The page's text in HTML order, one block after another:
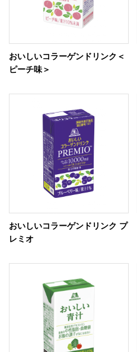
おいしいコラーゲンドリンク＜
ピーチ味＞
おいしいコラーゲンドリンク プ
レミオ